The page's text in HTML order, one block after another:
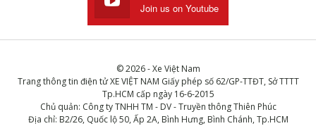
Join us on Youtube
© 2026 - Xe Việt Nam
Trang thông tin điện tử XE VIỆT NAM Giấy phép số 62/GP-TTĐT, Sở TTTT
Tp.HCM cấp ngày 16-6-2015
Chủ quản: Công ty TNHH TM - DV - Truyền thông Thiên Phúc
Địa chỉ: B2/26, Quốc lộ 50, Ấp 2A, Bình Hưng, Bình Chánh, Tp.HCM